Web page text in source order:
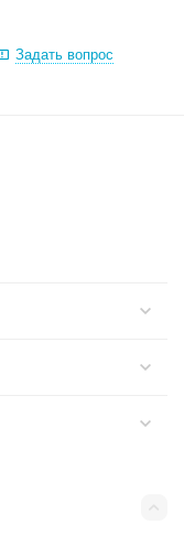
Задать вопрос